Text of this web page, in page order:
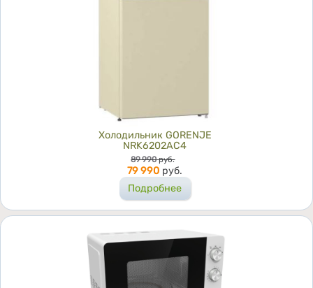
Холодильник GORENJE
NRK6202AC4
Цена
89 990 руб.
79 990 руб.
Подробнее